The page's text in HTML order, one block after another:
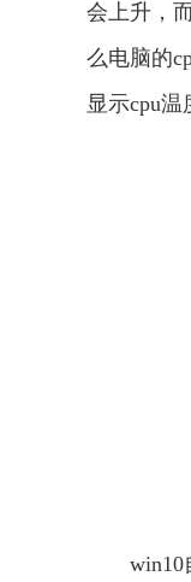
会上升，
么电脑的
显示cpu温
win10